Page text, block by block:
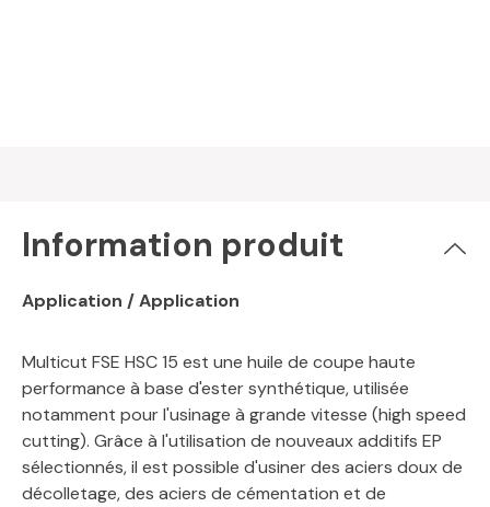
Information produit
Application / Application
Multicut FSE HSC 15 est une huile de coupe haute
performance à base d'ester synthétique, utilisée
notamment pour l'usinage à grande vitesse (high speed
cutting). Grâce à l'utilisation de nouveaux additifs EP
sélectionnés, il est possible d'usiner des aciers doux de
décolletage, des aciers de cémentation et de